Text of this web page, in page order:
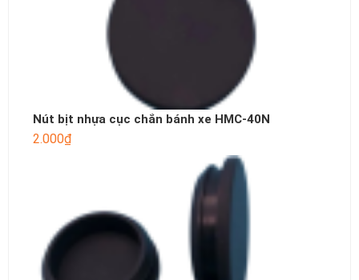
Nút bịt nhựa cục chắn bánh xe HMC-40N
2.000₫